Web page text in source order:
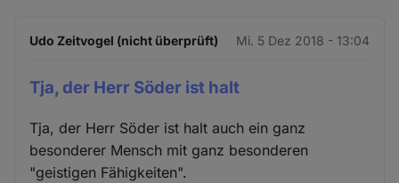
Udo Zeitvogel (nicht überprüft) Mi. 5 Dez 2018 - 13:04
Tja, der Herr Söder ist halt
Tja, der Herr Söder ist halt auch ein ganz
besonderer Mensch mit ganz besonderen
"geistigen Fähigkeiten".